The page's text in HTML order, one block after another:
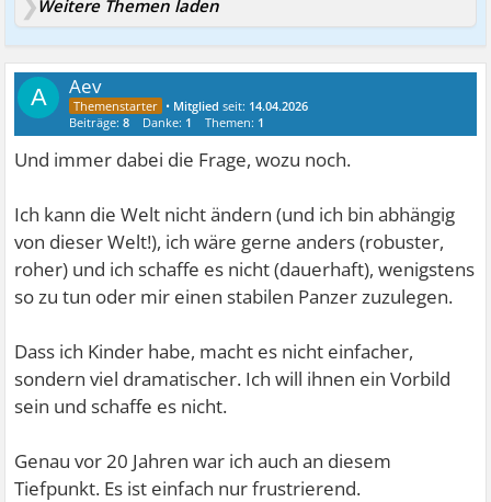
Weitere Themen laden
A Aev
• Mitglied seit: 14.04.2026
Beiträge:8 Danke: 1 Themen: 1
Und immer dabei die Frage, wozu noch.
Ich kann die Welt nicht ändern (und ich bin abhängig
von dieser Welt!), ich wäre gerne anders (robuster,
roher) und ich schaffe es nicht (dauerhaft), wenigstens
so zu tun oder mir einen stabilen Panzer zuzulegen.
Dass ich Kinder habe, macht es nicht einfacher,
sondern viel dramatischer. Ich will ihnen ein Vorbild
sein und schaffe es nicht.
Genau vor 20 Jahren war ich auch an diesem
Tiefpunkt. Es ist einfach nur frustrierend.